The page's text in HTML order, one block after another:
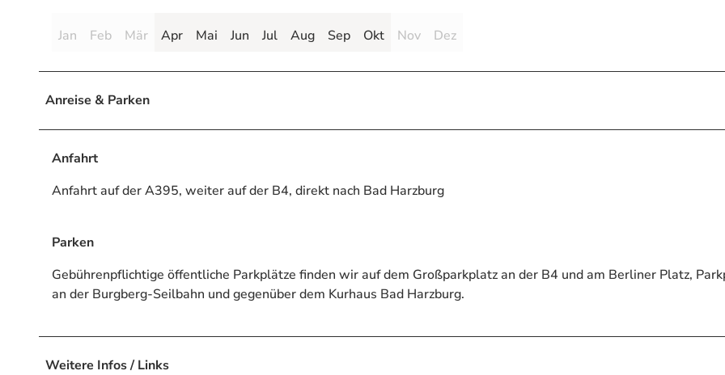
Jan Feb Mär Apr Mai Jun Jul Aug Sep Okt Nov Dez
Anreise & Parken
Anfahrt
Anfahrt auf der A395, weiter auf der B4, direkt nach Bad Harzburg
Parken
Gebührenpflichtige öffentliche Parkplätze finden wir auf dem Großparkplatz an der B4 und am Berliner Platz,
an der Burgberg-Seilbahn und gegenüber dem Kurhaus Bad Harzburg.
Weitere Infos / Links